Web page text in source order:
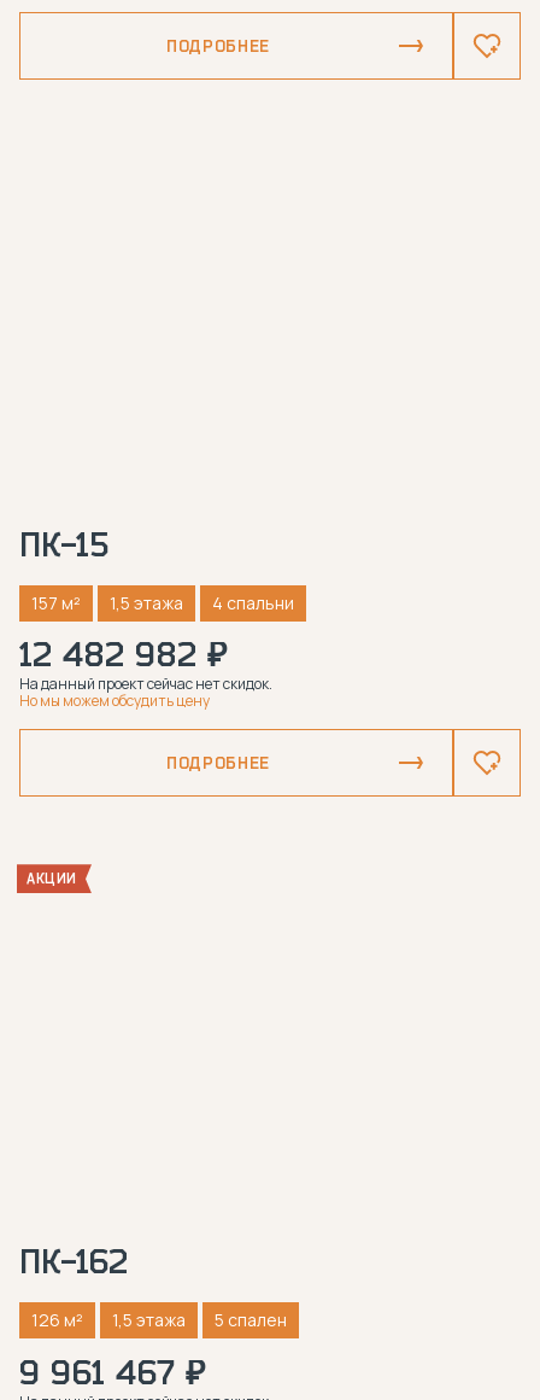
ПОДРОБНЕЕ
ПК-15
157 м² 1,5 этажа 4 спальни
12 482 982 ₽
На данный проект сейчас нет скидок.
Но мы можем обсудить цену
ПОДРОБНЕЕ
АКЦИИ
ПК-162
126 м² 1,5 этажа 5 спален
9 961 467 ₽